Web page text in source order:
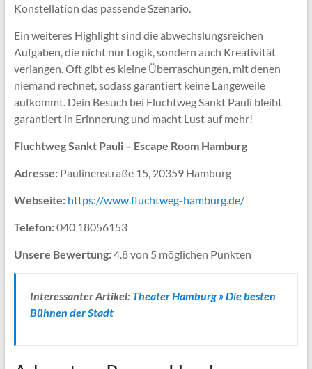
Konstellation das passende Szenario.
Ein weiteres Highlight sind die abwechslungsreichen
Aufgaben, die nicht nur Logik, sondern auch Kreativität
verlangen. Oft gibt es kleine Überraschungen, mit denen
niemand rechnet, sodass garantiert keine Langeweile
aufkommt. Dein Besuch bei Fluchtweg Sankt Pauli bleibt
garantiert in Erinnerung und macht Lust auf mehr!
Fluchtweg Sankt Pauli – Escape Room Hamburg
Adresse:Paulinenstraße 15, 20359 Hamburg
Webseite: https://www.fluchtweg-hamburg.de/
Telefon:040 18056153
Unsere Bewertung:4.8 von 5 möglichen Punkten
Interessanter Artikel: Theater Hamburg » Die besten
Bühnen der Stadt